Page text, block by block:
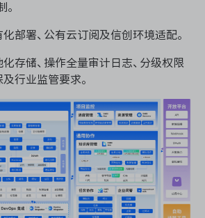
部署、公有云订阅及信创环境适配。
存储、操作全量审计日志、分级权限
行业监管要求。